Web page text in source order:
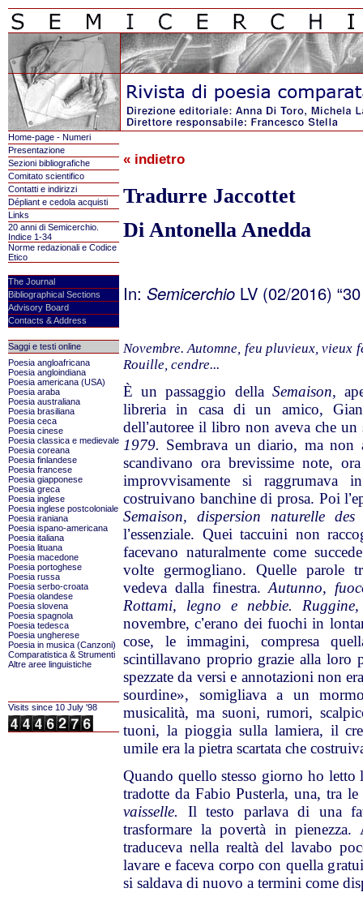
Home-page - Numeri
Presentazione
Sezioni bibliografiche
Comitato scientifico
Contatti e indirizzi
Dépliant e cedola acquisti
Links
20 anni di Semicerchio.
Indice 1-34
Norme redazionali e Codice
Etico
The Journal
Bibliographical Sections
Advisory Board
Contacts & Address
Saggi e testi online
Poesia angloafricana
Poesia angloindiana
Poesia americana (USA)
Poesia araba
Poesia australiana
Poesia brasiliana
Poesia ceca
Poesia cinese
Poesia classica e medievale
Poesia coreana
Poesia finlandese
Poesia francese
Poesia giapponese
Poesia greca
Poesia inglese
Poesia inglese postcoloniale
Poesia iraniana
Poesia ispano-americana
Poesia italiana
Poesia lituana
Poesia macedone
Poesia portoghese
Poesia russa
Poesia serbo-croata
Poesia olandese
Poesia slovena
Poesia spagnola
Poesia tedesca
Poesia ungherese
Poesia in musica (Canzoni)
Comparatistica & Strumenti
Altre aree linguistiche
Visits since 10 July '98
« indietro
Tradurre Jaccottet
Di Antonella Anedda
In: Semicerchio LV (02/2016) “
Novembre. Automne, feu pluvieux, vieux
Rouille, cendre...
È un passaggio della Semaison,
libreria in casa di un amico,
dell’autoree il libro non aveva che
1979. Sembrava un diario, ma non
scandivano ora brevissime note,
improvvisamente si
costruivano banchine di prosa. Poi l’
Semaison, dispersion naturelle
l’essenziale. Quei taccuini non
facevano naturalmente come
volte germogliano. Quelle parole
vedeva dalla finestra.Autunno,
Rottami, legno e nebbie.
novembre, c’erano dei fuochi in
cose, le immagini, compresa
scintillavano proprio grazie alla loro
spezzate da versi e annotazioni non
sourdine», somigliava a un
musicalità, ma suoni, rumori,
tuoni, la pioggia sulla lamiera, il
umile era la pietra scartata che
Quando quello stesso giorno ho letto
tradotte da Fabio Pusterla, una, tra
vaisselle. Il testo parlava di una
trasformare la povertà in
traduceva nella realtà del lavabo
lavare e faceva corpo con quella
si saldava di nuovo a termini come